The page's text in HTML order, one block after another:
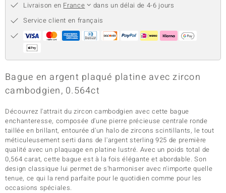
Livraison en France
dans un délai de 4-6 jours
Service client en français
Bague en argent plaqué platine avec zircon
cambodgien, 0.564ct
Découvrez l'attrait du zircon cambodgien avec cette bague
enchanteresse, composée d'une pierre précieuse centrale ronde
taillée en brillant, entourée d'un halo de zircons scintillants, le tout
méticuleusement serti dans de l'argent sterling 925 de première
qualité avec un plaquage en platine lustré. Avec un poids total de
0,564 carat, cette bague est à la fois élégante et abordable. Son
design classique lui permet de s'harmoniser avec n'importe quelle
tenue, ce qui la rend parfaite pour le quotidien comme pour les
occasions spéciales.